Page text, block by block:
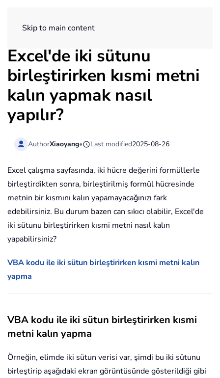
Skip to main content
Excel'de iki sütunu
birleştirirken kısmi metni
kalın yapmak nasıl
yapılır?
AuthorXiaoyang• Last modified2025-08-26
Excel çalışma sayfasında, iki hücre değerini formüllerle
birleştirdikten sonra, birleştirilmiş formül hücresinde
metnin bir kısmını kalın yapamayacağınızı fark
edebilirsiniz. Bu durum bazen can sıkıcı olabilir, Excel'de
iki sütunu birleştirirken kısmi metni nasıl kalın
yapabilirsiniz?
VBA kodu ile iki sütun birleştirirken kısmi metni kalın
yapma
VBA kodu ile iki sütun birleştirirken kısmi
metni kalın yapma
Örneğin, elimde iki sütun verisi var, şimdi bu iki sütunu
birleştirip aşağıdaki ekran görüntüsünde gösterildiği gibi